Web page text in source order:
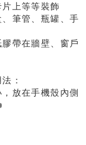
上等等裝飾
筆管、瓶罐、手
帶在牆壁、窗戶
：
放在手機殼內側